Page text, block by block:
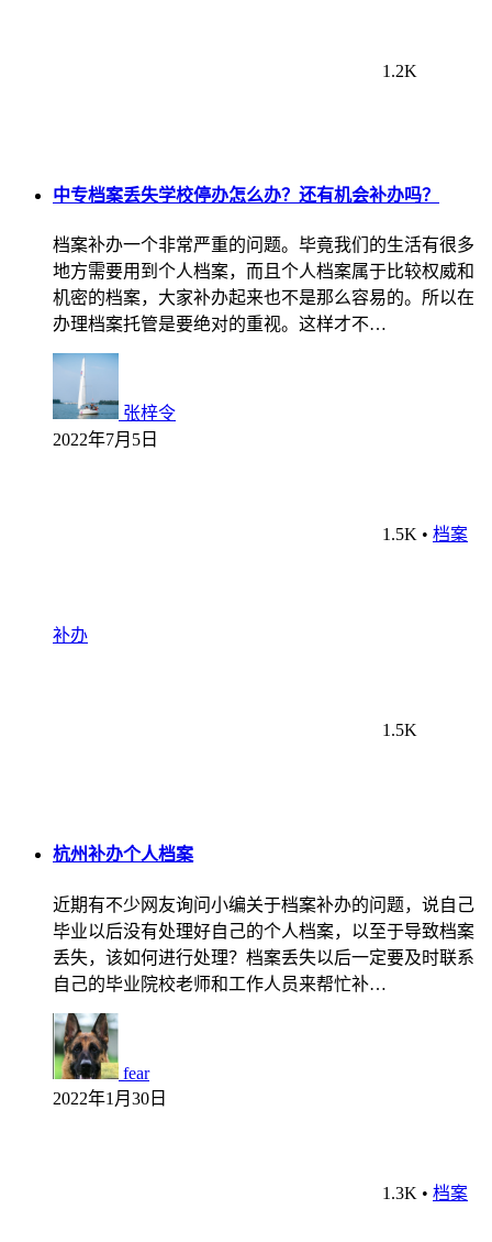
1.2K
中专档案丢失学校停办怎么办？还有机会补办吗？
档案补办一个非常严重的问题。毕竟我们的生活有很多
地方需要用到个人档案，而且个人档案属于比较权威和
机密的档案，大家补办起来也不是那么容易的。所以在
办理档案托管是要绝对的重视。这样才不…
张梓令
2022年7月5日
1.5K • 档案
补办
1.5K
杭州补办个人档案
近期有不少网友询问小编关于档案补办的问题，说自己
毕业以后没有处理好自己的个人档案，以至于导致档案
丢失，该如何进行处理？档案丢失以后一定要及时联系
自己的毕业院校老师和工作人员来帮忙补…
fear
2022年1月30日
1.3K • 档案